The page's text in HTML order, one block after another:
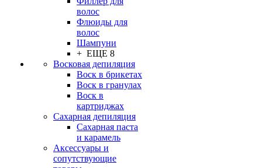
волос
Флюиды для
волос
Шампуни
+ ЕЩЕ 8
Восковая депиляция
Воск в брикетах
Воск в гранулах
Воск в
картриджах
Сахарная депиляция
Сахарная паста
и карамель
Аксессуары и
сопутствующие